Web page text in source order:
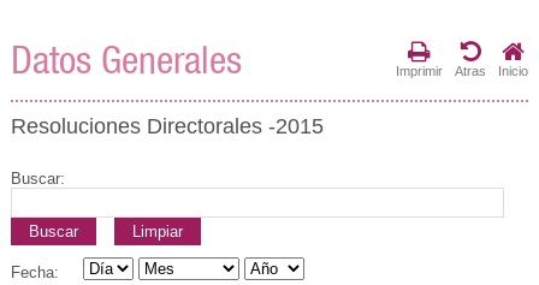
Datos Generales Imprimir Atras Inicio
Resoluciones Directorales -2015
Buscar:
Buscar Limpiar
Fecha: